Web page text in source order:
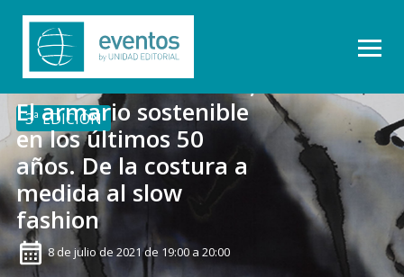
3ª EDICIÓN
Mesa redonda TELVA,
El armario sostenible
en los últimos 50
años. De la costura a
medida al slow
fashion
8 de julio de 2021 de 19:00 a 20:00